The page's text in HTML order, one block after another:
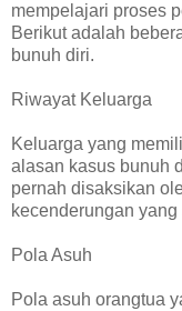
mempelajari proses
Berikut adalah
bunuh diri.
Riwayat Keluarga
Keluarga yang
alasan kasus bunuh
pernah disaksikan
kecenderungan
Pola Asuh
Pola asuh orangtua